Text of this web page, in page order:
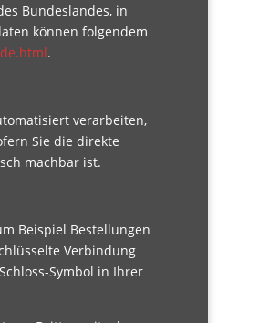
Bundeslandes, in
können folgendem
.
verarbeiten,
Sie die direkte
machbar ist.
Beispiel Bestellungen
Verbindung
Symbol in Ihrer